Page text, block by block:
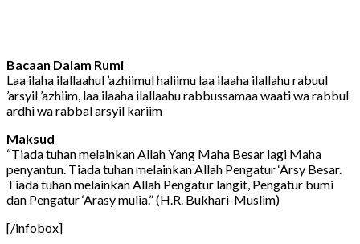
Bacaan Dalam Rumi
Laa ilaha ilallaahul ’azhiimul haliimu laa ilaaha ilallahu rabuul
’arsyil ’azhiim, laa ilaaha ilallaahu rabbussamaa waati wa rabbul
ardhi wa rabbal arsyil kariim
Maksud
“Tiada tuhan melainkan Allah Yang Maha Besar lagi Maha
penyantun. Tiada tuhan melainkan Allah Pengatur ‘Arsy Besar.
Tiada tuhan melainkan Allah Pengatur langit, Pengatur bumi
dan Pengatur ‘Arasy mulia.” (H.R. Bukhari-Muslim)
[/infobox]